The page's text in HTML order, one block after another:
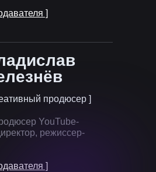
]
продюсер ]
YouTube-
режиссер-
]